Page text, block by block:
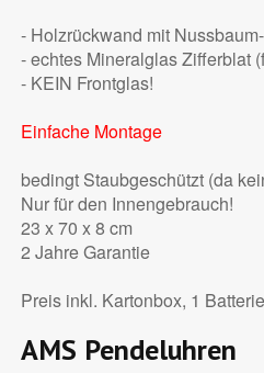
- Holzrückwand mit
- echtes Mineralglas Zifferblat
- KEIN Frontglas!
Einfache Montage
bedingt Staubgeschützt (da
Nur für den Innengebrauch!
23 x 70 x 8 cm
2 Jahre Garantie
Preis inkl. Kartonbox, 1
AMS Pendeluhren